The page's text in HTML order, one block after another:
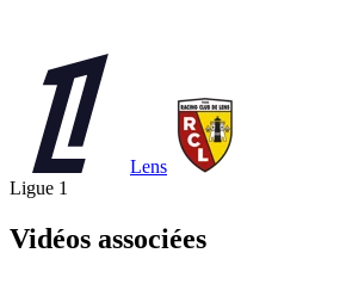
Lens
Ligue 1
Vidéos associées